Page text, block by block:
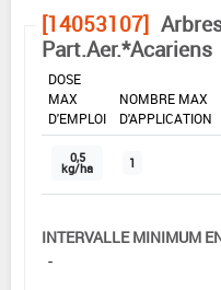
[14053107]
Part.Aer.*Acariens
DOSE
MAX
D'EMPLOI
NOMBRE MAX
D'APPLICATION
0,5
kg/ha 1
INTERVALLE MINIMUM
-